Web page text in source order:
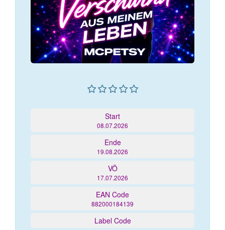
Start
08.07.2026
Ende
19.08.2026
VÖ
17.07.2026
EAN Code
882000184139
Label Code